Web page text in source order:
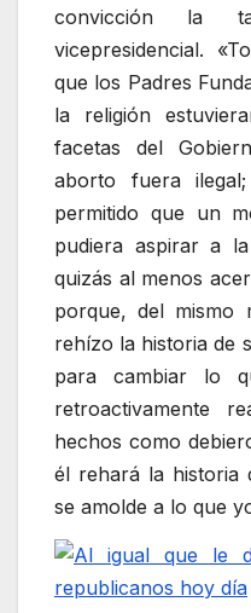
convicción la
vicepresidencial.
que los Padres
la religión
facetas del
aborto fuera
permitido que un
pudiera aspirar a
quizás al menos
porque, del mismo
rehízo la historia de
para cambiar lo
retroactivamente
hechos como
él rehará la historia
se amolde a lo que